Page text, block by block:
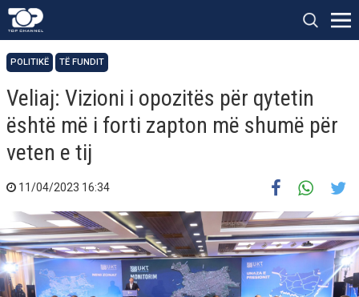
POLITIKË TË FUNDIT
Veliaj: Vizioni i opozitës për qytetin
është më i forti zapton më shumë për
veten e tij
11/04/2023 16:34